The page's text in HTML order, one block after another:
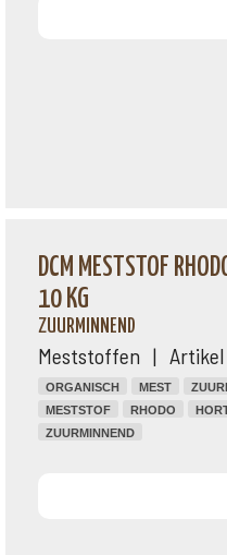
DCM MESTSTOF
10 KG
ZUURMINNEND
Meststoffen | Artikel
ORGANISCH MEST
MESTSTOF
RHODO
ZUURMINNEND